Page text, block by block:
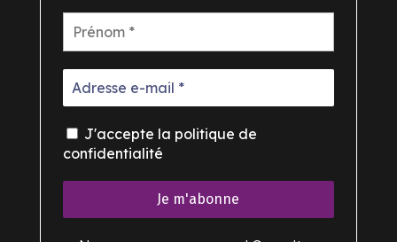
J'accepte la politique de
confidentialité